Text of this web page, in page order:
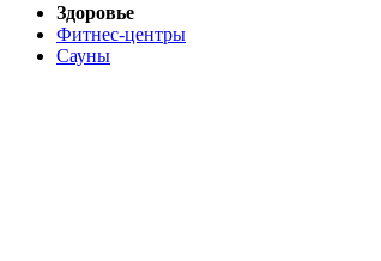
Здоровье
Фитнес-центры
Сауны